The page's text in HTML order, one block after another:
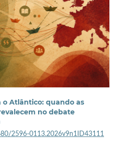
o Atlântico: quando as
no debate
2596-0113.2026v9n1ID43111